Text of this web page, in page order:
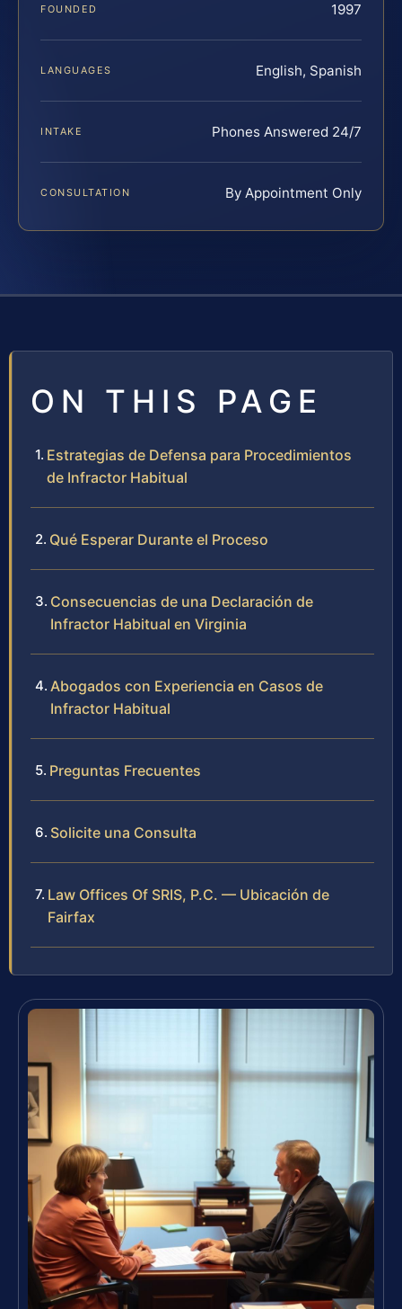
FOUNDED 1997
LANGUAGES English, Spanish
INTAKE Phones Answered 24/7
CONSULTATION By Appointment Only
ON THIS PAGE
Estrategias de Defensa para Procedimientos
de Infractor Habitual
Qué Esperar Durante el Proceso
Consecuencias de una Declaración de
Infractor Habitual en Virginia
Abogados con Experiencia en Casos de
Infractor Habitual
Preguntas Frecuentes
Solicite una Consulta
Law Offices Of SRIS, P.C. — Ubicación de
Fairfax